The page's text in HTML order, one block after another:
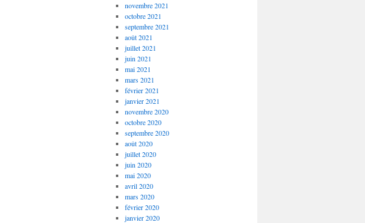
novembre 2021
octobre 2021
septembre 2021
août 2021
juillet 2021
juin 2021
mai 2021
mars 2021
février 2021
janvier 2021
novembre 2020
octobre 2020
septembre 2020
août 2020
juillet 2020
juin 2020
mai 2020
avril 2020
mars 2020
février 2020
janvier 2020